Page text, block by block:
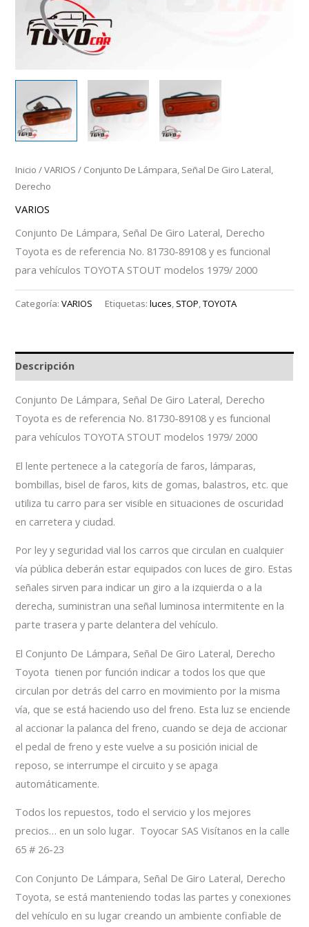
Inicio /VARIOS / Conjunto De Lámpara, Señal De Giro Lateral,
Derecho
VARIOS
Conjunto De Lámpara, Señal De Giro Lateral, Derecho
Toyota es de referencia No. 81730-89108 y es funcional
para vehículos TOYOTA STOUT modelos 1979/ 2000
Categoría:VARIOS Etiquetas:luces, STOP,TOYOTA
Descripción
Conjunto De Lámpara, Señal De Giro Lateral, Derecho
Toyota es de referencia No. 81730-89108 y es funcional
para vehículos TOYOTA STOUT modelos 1979/ 2000
El lente pertenece a la categoría de faros, lámparas,
bombillas, bisel de faros, kits de gomas, balastros, etc. que
utiliza tu carro para ser visible en situaciones de oscuridad
en carretera y ciudad.
Por ley y seguridad vial los carros que circulan en cualquier
vía pública deberán estar equipados con luces de giro. Estas
señales sirven para indicar un giro a la izquierda o a la
derecha, suministran una señal luminosa intermitente en la
parte trasera y parte delantera del vehículo.
El Conjunto De Lámpara, Señal De Giro Lateral, Derecho
Toyota tienen por función indicar a todos los que que
circulan por detrás del carro en movimiento por la misma
vía, que se está haciendo uso del freno. Esta luz se enciende
al accionar la palanca del freno, cuando se deja de accionar
el pedal de freno y este vuelve a su posición inicial de
reposo, se interrumpe el circuito y se apaga
automáticamente.
Todos los repuestos, todo el servicio y los mejores
precios… en un solo lugar. Toyocar SAS Visítanos en la calle
65 # 26-23
Con Conjunto De Lámpara, Señal De Giro Lateral, Derecho
Toyota, se está manteniendo todas las partes y conexiones
del vehículo en su lugar creando un ambiente confiable de